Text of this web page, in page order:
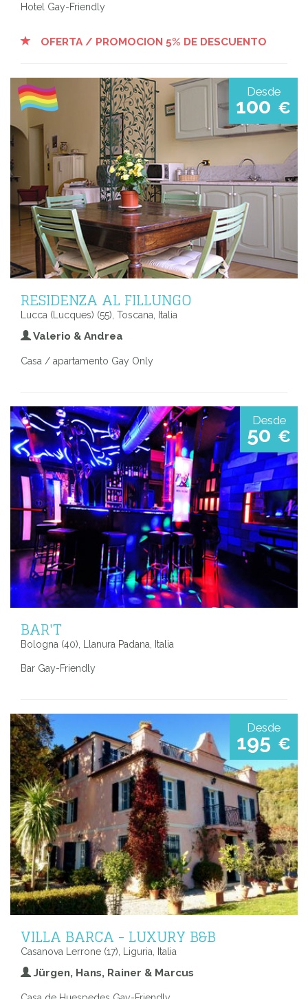
Hotel Gay-Friendly
OFERTA / PROMOCION 5% DE DESCUENTO
Desde
100 €
RESIDENZA AL FILLUNGO
Lucca (Lucques) (55), Toscana, Italia
Valerio & Andrea
Casa / apartamento Gay Only
Desde
50 €
BAR'T
Bologna (40), Llanura Padana, Italia
Bar Gay-Friendly
Desde
195 €
VILLA BARCA - LUXURY B&B
Casanova Lerrone (17), Liguria, Italia
Jürgen, Hans, Rainer & Marcus